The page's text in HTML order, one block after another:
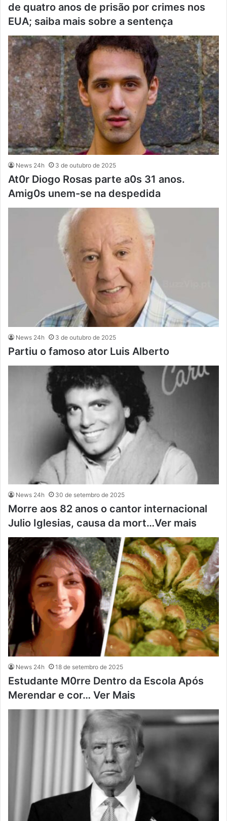
de quatro anos de prisão por crimes nos
EUA; saiba mais sobre a sentença
News 24h 3 de outubro de 2025
At0r Diogo Rosas parte a0s 31 anos.
Amig0s unem-se na despedida
News 24h 3 de outubro de 2025
Partiu o famoso ator Luis Alberto
News 24h 30 de setembro de 2025
Morre aos 82 anos o cantor internacional
Julio Iglesias, causa da mort…Ver mais
News 24h 18 de setembro de 2025
Estudante M0rre Dentro da Escola Após
Merendar e cor… Ver Mais